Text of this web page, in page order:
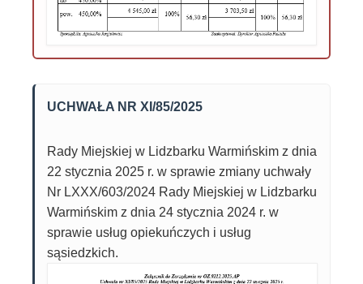
UCHWAŁA NR XI/85/2025
Rady Miejskiej w Lidzbarku Warmińskim z dnia
22 stycznia 2025 r. w sprawie zmiany uchwały
Nr LXXX/603/2024 Rady Miejskiej w Lidzbarku
Warmińskim z dnia 24 stycznia 2024 r. w
sprawie usług opiekuńczych i usług
sąsiedzkich.